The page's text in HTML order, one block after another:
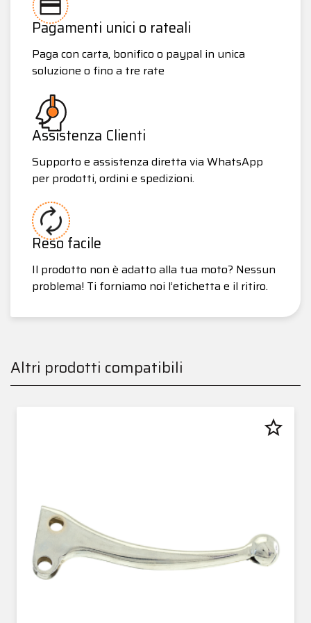
Pagamenti unici o rateali
Paga con carta, bonifico o paypal in unica
soluzione o fino a tre rate
Assistenza Clienti
Supporto e assistenza diretta via WhatsApp
per prodotti, ordini e spedizioni.
Reso facile
Il prodotto non è adatto alla tua moto? Nessun
problema! Ti forniamo noi l’etichetta e il ritiro.
Altri prodotti compatibili
star_border